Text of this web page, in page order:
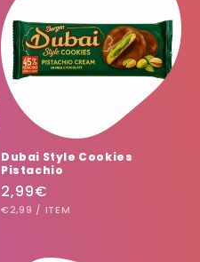
Dubai Style Cookies
Pistachio
Prix
habituel
2,99€
PRIX
€2,99 / PAR
ITEM